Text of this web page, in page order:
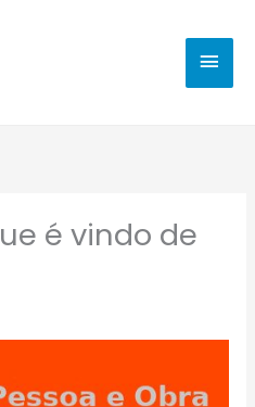
é vindo de